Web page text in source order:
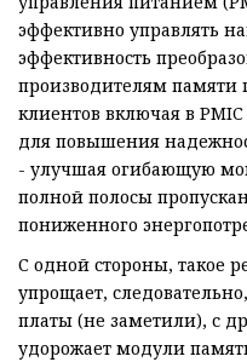
эффективно управлять
эффективность
производителям памяти
клиентов включая в
для повышения
- улучшая огибающую
полной полосы
пониженного
С одной стороны, такое
упрощает,
платы (не заметили), с
удорожает модули